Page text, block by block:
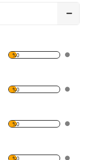
%0
%0
%0
%0